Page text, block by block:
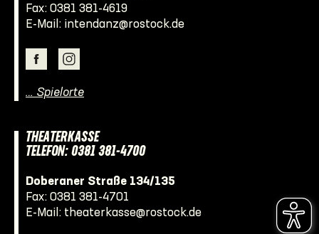
Fax: 0381 381-4619
E-Mail: intendanz@rostock.de
… Spielorte
THEATERKASSE
TELEFON: 0381 381-4700
Doberaner Straße 134/135
Fax: 0381 381-4701
E-Mail: theaterkasse@rostock.de